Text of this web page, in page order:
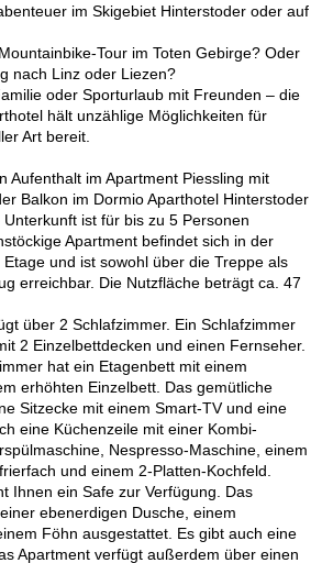
im Skigebiet Hinterstoder oder auf
Tour im Toten Gebirge? Oder
nach Linz oder Liezen?
oder Sporturlaub mit Freunden – die
hält unzählige Möglichkeiten für
Art bereit.
Aufenthalt im Apartment Piessling mit
Balkon im Dormio Aparthotel Hinterstoder
ist für bis zu 5 Personen
Apartment befindet sich in der
und ist sowohl über die Treppe als
erreichbar. Die Nutzfläche beträgt ca. 47
über 2 Schlafzimmer. Ein Schlafzimmer
2 Einzelbettdecken und einen Fernseher.
hat ein Etagenbett mit einem
erhöhten Einzelbett. Das gemütliche
Sitzecke mit einem Smart-TV und eine
eine Küchenzeile mit einer Kombi-
Nespresso-Maschine, einem
und einem 2-Platten-Kochfeld.
Ihnen ein Safe zur Verfügung. Das
ebenerdigen Dusche, einem
Föhn ausgestattet. Es gibt auch eine
Apartment verfügt außerdem über einen